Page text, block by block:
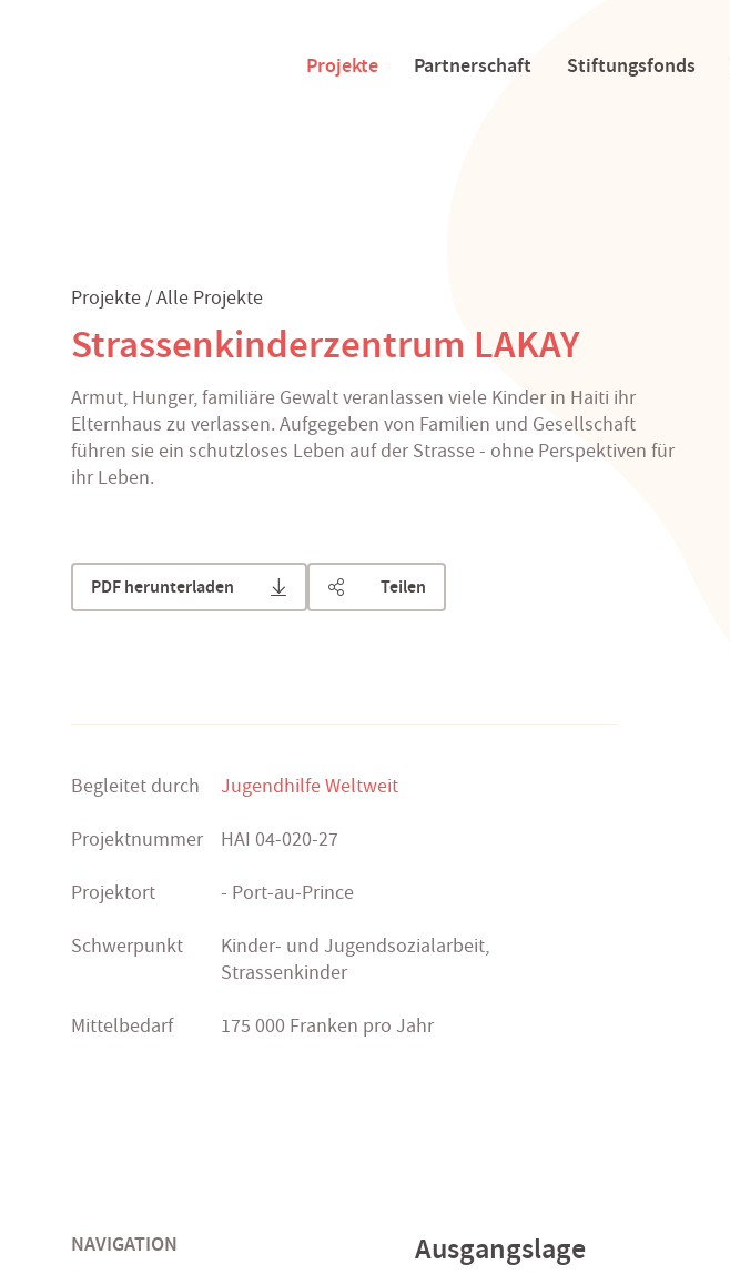
Projekte Partnerschaft Stiftungsfonds
Projekte Alle Projekte
Strassenkinderzentrum LAKAY
Armut, Hunger, familiäre Gewalt veranlassen viele Kinder in Haiti ihr
Elternhaus zu verlassen. Aufgegeben von Familien und Gesellschaft
führen sie ein schutzloses Leben auf der Strasse - ohne Perspektiven für
ihr Leben.
PDF herunterladen Teilen
Begleitet durch Jugendhilfe Weltweit
Projektnummer HAI 04-020-27
Projektort - Port-au-Prince
Schwerpunkt
Kinder- und Jugendsozialarbeit,
Strassenkinder
Mittelbedarf 175 000 Franken pro Jahr
Ausgangslage
NAVIGATION